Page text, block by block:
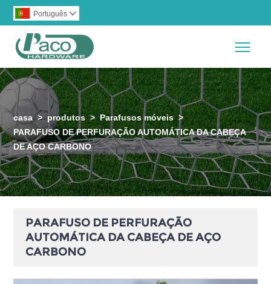
Português 
casa > produtos > Parafusos móveis >
PARAFUSO DE PERFURAÇÃO AUTOMÁTICA DA CABEÇA
DE AÇO CARBONO
PARAFUSO DE PERFURAÇÃO
AUTOMÁTICA DA CABEÇA DE AÇO
CARBONO